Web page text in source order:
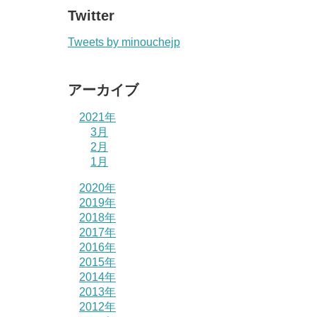
Twitter
Tweets by minouchejp
アーカイブ
2021年
3月
2月
1月
2020年
2019年
2018年
2017年
2016年
2015年
2014年
2013年
2012年